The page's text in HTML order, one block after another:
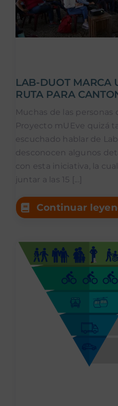
LAB-DUOT MARCA
RUTA PARA
Muchas de las personas
Proyecto mUEve quizá
escuchado hablar de
desconocen algunos
con esta iniciativa, la
juntar a las 15 [...]
Continuar